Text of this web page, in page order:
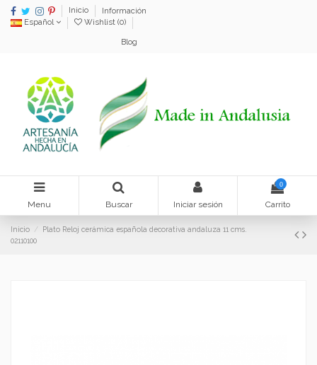
Inicio
Información
Español
Wishlist (0)
Blog
Menu Buscar Iniciar sesión
0
Carrito
Inicio
Plato Reloj cerámica española decorativa andaluza 11 cms.
02110100